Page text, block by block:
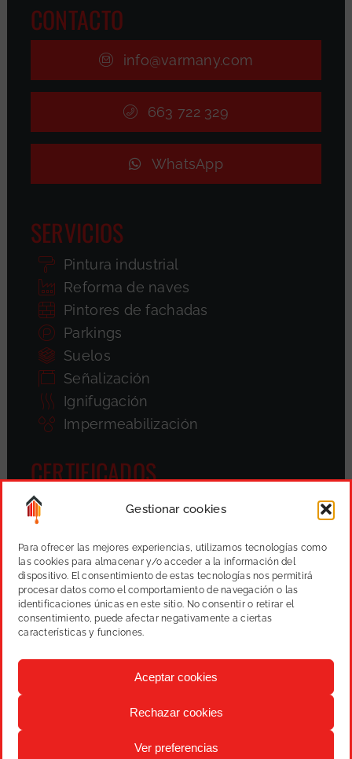
Gestionar cookies
Para ofrecer las mejores experiencias, utilizamos tecnologías como
las cookies para almacenar y/o acceder a la información del
dispositivo. El consentimiento de estas tecnologías nos permitirá
procesar datos como el comportamiento de navegación o las
identificaciones únicas en este sitio. No consentir o retirar el
consentimiento, puede afectar negativamente a ciertas
características y funciones.
Aceptar cookies
Rechazar cookies
Ver preferencias
CONTACTO
info@varmany.com
663 722 329
WhatsApp
SERVICIOS
Pintura industrial
Reforma de naves
Pintores de fachadas
Parkings
Suelos
Señalización
Ignifugación
Impermeabilización
CERTIFICADOS
Pintura, reformas y proyectos